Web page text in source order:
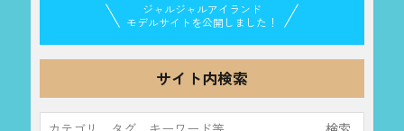
ジャルジャルアイランド
モデルサイトを公開しました！
サイト内検索